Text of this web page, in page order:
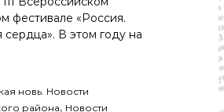
фестивале «Россия.
сердца». В этом году на
новь. Новости
района, Новости